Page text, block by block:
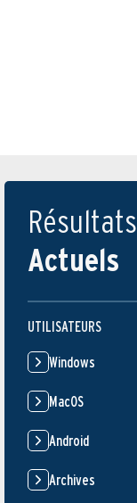
Résultats
Actuels
UTILISATEURS
Windows
MacOS
Android
Archives